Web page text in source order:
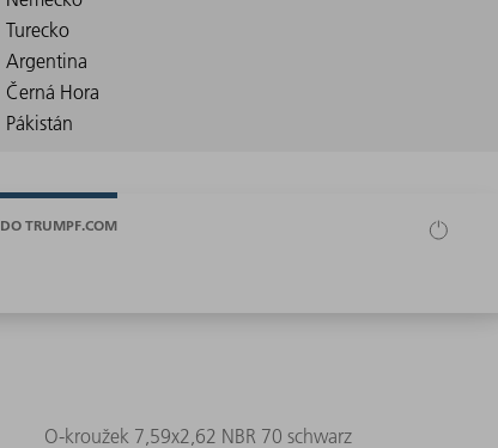
DO TRUMPF.COM
O-kroužek 7,59x2,62 NBR 70 schwarz